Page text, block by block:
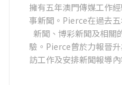
擁有五年澳門傳媒工作
事新聞。Pierce在過去
新聞、博彩新聞及相關
驗。Pierce曾於力報晉
訪工作及安排新聞報導